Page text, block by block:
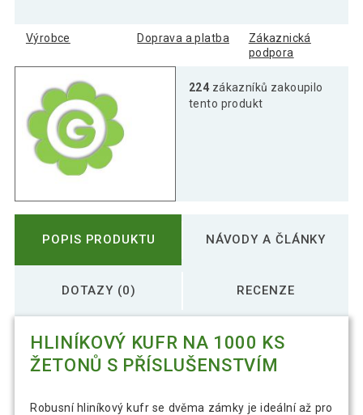
Výrobce Doprava a platba
Zákaznická
podpora
224 zákazníků zakoupilo
tento produkt
POPIS PRODUKTU NÁVODY A ČLÁNKY
DOTAZY (0) RECENZE
HLINÍKOVÝ KUFR NA 1000 KS
ŽETONŮ S PŘÍSLUŠENSTVÍM
Robusní hliníkový kufr se dvěma zámky je ideální až pro